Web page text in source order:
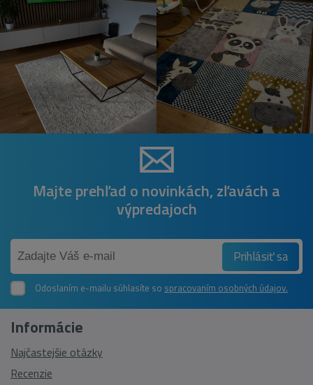
Majte prehľad o novinkách, zľavách a
výpredajoch
Prihlásiť sa
Odoslaním e-mailu súhlasíte so spracovaním osobných údajov.
Informácie
Najčastejšie otázky
Recenzie